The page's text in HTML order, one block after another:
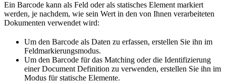
Ein Barcode kann als Feld oder als statisches Element markiert
werden, je nachdem, wie sein Wert in den von Ihnen verarbeiteten
Dokumenten verwendet wird:
Um den Barcode als Daten zu erfassen, erstellen Sie ihn im
Feldmarkierungsmodus.
Um den Barcode für das Matching oder die Identifizierung
einer Document Definition zu verwenden, erstellen Sie ihn im
Modus für statische Elemente.